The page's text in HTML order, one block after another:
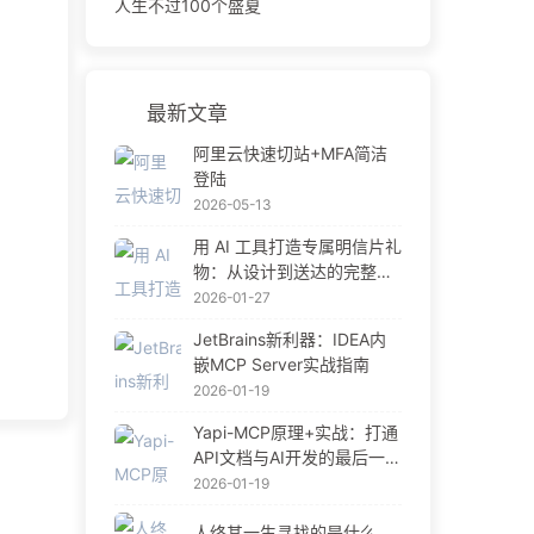
人生不过100个盛夏
最新文章
阿里云快速切站+MFA简洁
登陆
2026-05-13
用 AI 工具打造专属明信片礼
物：从设计到送达的完整指
南
2026-01-27
JetBrains新利器：IDEA内
嵌MCP Server实战指南
2026-01-19
Yapi-MCP原理+实战：打通
API文档与AI开发的最后一公
里
2026-01-19